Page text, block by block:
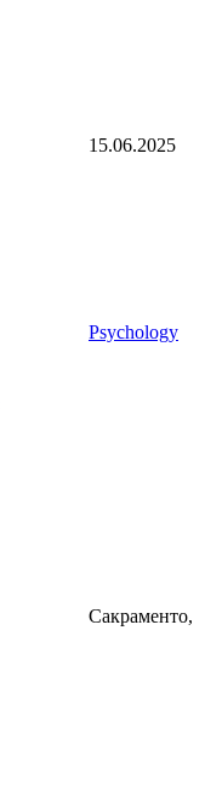
15.06.2025
Psychology
Сакраменто,